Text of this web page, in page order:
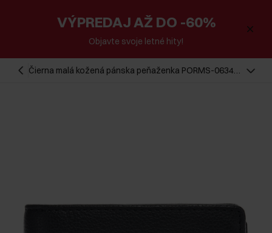
VÝPREDAJ AŽ DO -60%
Objavte svoje letné hity!
Čierna malá kožená pánska peňaženka PORMS-0634-